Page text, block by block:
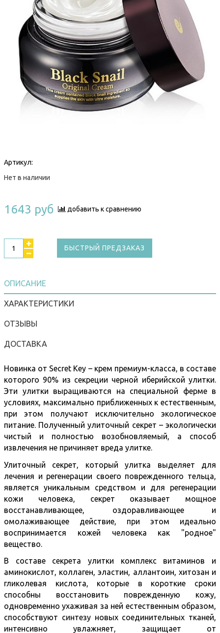
Артикул:
Нет в наличии
1643 руб добавить к сравнению
БЫСТРЫЙ ПРЕДЗАКАЗ
ОПИСАНИЕ
ХАРАКТЕРИСТИКИ
ОТЗЫВЫ
ДОСТАВКА
Новинка от Secret Key – крем премиум-класса, в составе
которого 90% из секреции черной иберийской улитки.
Эти улитки выращиваются на специальной ферме в
условиях, максимально приближенных к естественным,
при этом получают исключительно экологическое
питание. Полученный улиточный секрет – экологически
чистый и полностью возобновляемый, а способ
извлечения не причиняет вреда улитке.
Улиточный секрет, который улитка выделяет для
лечения и регенерации своего поврежденного тельца,
является уникальным средством и для регенерации
кожи человека, секрет оказывает мощное
восстанавливающее, оздоравливающее и
омолаживающее действие, при этом идеально
воспринимается кожей человека как "родное"
вещество.
В составе секрета улитки комплекс витаминов и
аминокислот, коллаген, эластин, аллантоин, хитозан и
гликолевая кислота, которые в короткие сроки
способны восстановить поврежденную кожу,
одновременно ухаживая за ней естественным образом,
способствуют синтезу новых соединительных тканей,
интенсивно увлажняет, защищает от